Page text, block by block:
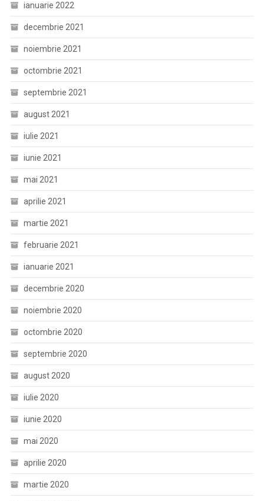
ianuarie 2022
decembrie 2021
noiembrie 2021
octombrie 2021
septembrie 2021
august 2021
iulie 2021
iunie 2021
mai 2021
aprilie 2021
martie 2021
februarie 2021
ianuarie 2021
decembrie 2020
noiembrie 2020
octombrie 2020
septembrie 2020
august 2020
iulie 2020
iunie 2020
mai 2020
aprilie 2020
martie 2020